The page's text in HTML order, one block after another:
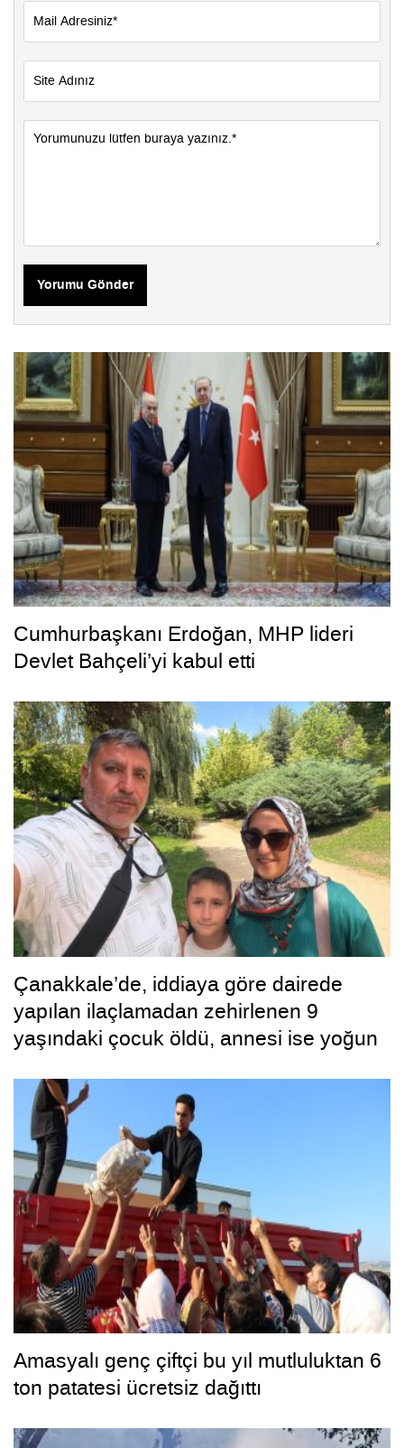
Yorumu Gönder
Cumhurbaşkanı Erdoğan, MHP lideri
Devlet Bahçeli’yi kabul etti
Çanakkale’de, iddiaya göre dairede
yapılan ilaçlamadan zehirlenen 9
yaşındaki çocuk öldü, annesi ise yoğun
Amasyalı genç çiftçi bu yıl mutluluktan 6
ton patatesi ücretsiz dağıttı